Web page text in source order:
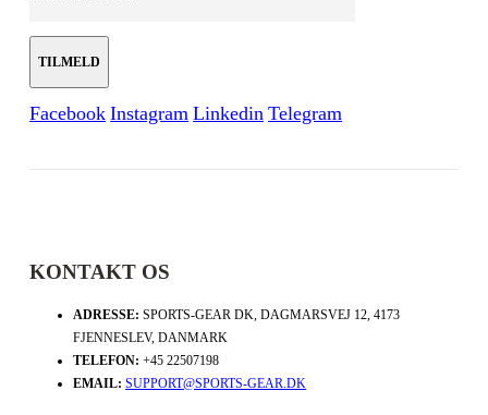
Facebook Instagram Linkedin Telegram
KONTAKT OS
ADRESSE: SPORTS-GEAR DK, DAGMARSVEJ 12, 4173
FJENNESLEV, DANMARK
TELEFON: +45 22507198
EMAIL: SUPPORT@SPORTS-GEAR.DK